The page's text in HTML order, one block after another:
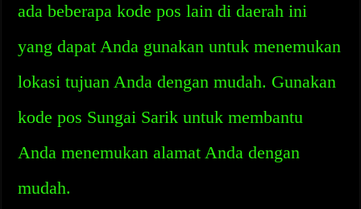
ada beberapa kode pos lain di daerah ini
yang dapat Anda gunakan untuk menemukan
lokasi tujuan Anda dengan mudah. Gunakan
kode pos Sungai Sarik untuk membantu
Anda menemukan alamat Anda dengan
mudah.